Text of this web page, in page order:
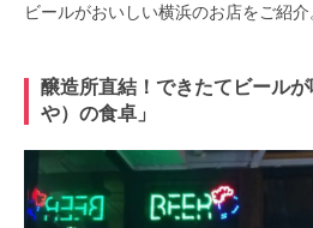
ビールがおいしい横浜のお店をご紹介
醸造所直結！できたてビール
や）の食卓」